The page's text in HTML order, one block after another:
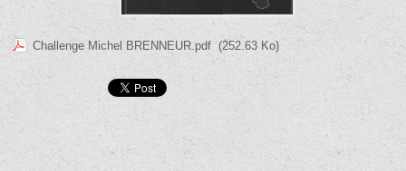
Challenge Michel BRENNEUR.pdf (252.63 Ko)